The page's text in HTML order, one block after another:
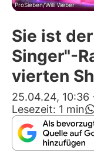
Alle
ProSieben/Willi Weber
Sie ist
Singer"-
vierten
25.04.24, 10:36
Lesezeit: 1 min